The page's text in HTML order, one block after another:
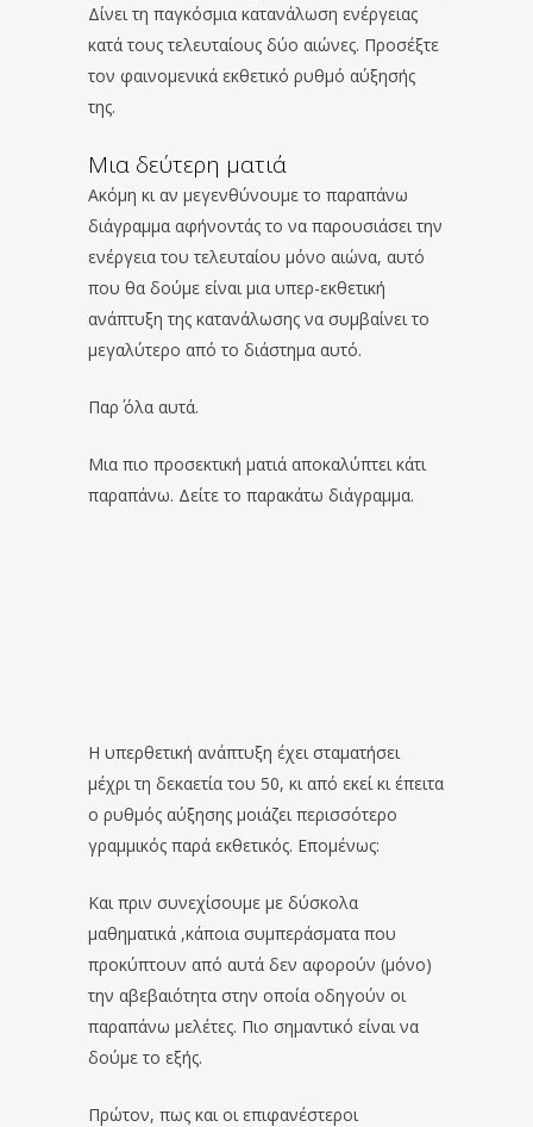
Δίνει τη παγκόσμια κατανάλωση ενέργειας
κατά τους τελευταίους δύο αιώνες. Προσέξτε
τον φαινομενικά εκθετικό ρυθμό αύξησής
της.
Μια δεύτερη ματιά
Ακόμη κι αν μεγενθύνουμε το παραπάνω
διάγραμμα αφήνοντάς το να παρουσιάσει την
ενέργεια του τελευταίου μόνο αιώνα, αυτό
που θα δούμε είναι μια υπερ-εκθετική
ανάπτυξη της κατανάλωσης να συμβαίνει το
μεγαλύτερο από το διάστημα αυτό.
Παρ΄ όλα αυτά.
Μια πιο προσεκτική ματιά αποκαλύπτει κάτι
παραπάνω. Δείτε το παρακάτω διάγραμμα.
Η υπερθετική ανάπτυξη έχει σταματήσει
μέχρι τη δεκαετία του 50, κι από εκεί κι έπειτα
ο ρυθμός αύξησης μοιάζει περισσότερο
γραμμικός παρά εκθετικός. Επομένως:
Και πριν συνεχίσουμε με δύσκολα
μαθηματικά ,κάποια συμπεράσματα που
προκύπτουν από αυτά δεν αφορούν (μόνο)
την αβεβαιότητα στην οποία οδηγούν οι
παραπάνω μελέτες. Πιο σημαντικό είναι να
δούμε το εξής.
Πρώτον, πως και οι επιφανέστεροι